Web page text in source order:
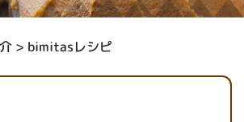
> bimitasレシピ